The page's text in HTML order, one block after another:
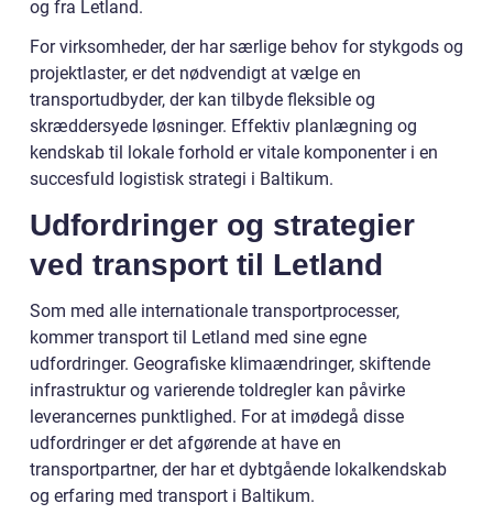
og fra Letland.
For virksomheder, der har særlige behov for stykgods og
projektlaster, er det nødvendigt at vælge en
transportudbyder, der kan tilbyde fleksible og
skræddersyede løsninger. Effektiv planlægning og
kendskab til lokale forhold er vitale komponenter i en
succesfuld logistisk strategi i Baltikum.
Udfordringer og strategier
ved transport til Letland
Som med alle internationale transportprocesser,
kommer transport til Letland med sine egne
udfordringer. Geografiske klimaændringer, skiftende
infrastruktur og varierende toldregler kan påvirke
leverancernes punktlighed. For at imødegå disse
udfordringer er det afgørende at have en
transportpartner, der har et dybtgående lokalkendskab
og erfaring med transport i Baltikum.